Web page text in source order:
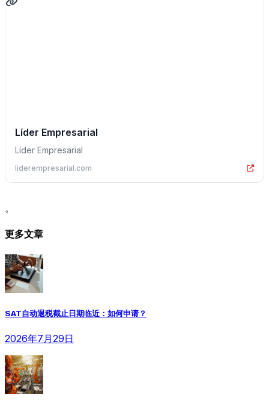
Líder Empresarial
Líder Empresarial
liderempresarial.com
。
更多文章
SAT自动退税截止日期临近：如何申请？
2026年7月29日